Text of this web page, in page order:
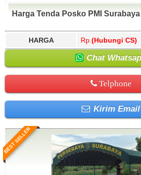
Harga Tenda Posko PMI Surabaya
HARGA Rp. (Hubungi CS)
Chat
Telphone
Kirim Email
BEST SELLER